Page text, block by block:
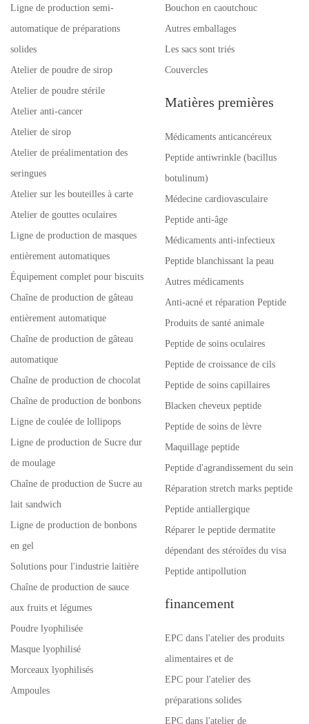
Ligne de production semi-
automatique de préparations
solides
Atelier de poudre de sirop
Atelier de poudre stérile
Atelier anti-cancer
Atelier de sirop
Atelier de préalimentation des
seringues
Atelier sur les bouteilles à carte
Atelier de gouttes oculaires
Ligne de production de masques
entièrement automatiques
Équipement complet pour biscuits
Chaîne de production de gâteau
entièrement automatique
Chaîne de production de gâteau
automatique
Chaîne de production de chocolat
Chaîne de production de bonbons
Ligne de coulée de lollipops
Ligne de production de Sucre dur
de moulage
Chaîne de production de Sucre au
lait sandwich
Ligne de production de bonbons
en gel
Solutions pour l'industrie laitière
Chaîne de production de sauce
aux fruits et légumes
Poudre lyophilisée
Masque lyophilisé
Morceaux lyophilisés
Ampoules
Bouchon en caoutchouc
Autres emballages
Les sacs sont triés
Couvercles
Matières premières
Médicaments anticancéreux
Peptide antiwrinkle (bacillus
botulinum)
Médecine cardiovasculaire
Peptide anti-âge
Médicaments anti-infectieux
Peptide blanchissant la peau
Autres médicaments
Anti-acné et réparation Peptide
Produits de santé animale
Peptide de soins oculaires
Peptide de croissance de cils
Peptide de soins capillaires
Blacken cheveux peptide
Peptide de soins de lèvre
Maquillage peptide
Peptide d'agrandissement du sein
Réparation stretch marks peptide
Peptide antiallergique
Réparer le peptide dermatite
dépendant des stéroïdes du visa
Peptide antipollution
financement
EPC dans l'atelier des produits
alimentaires et de
EPC pour l'atelier des
préparations solides
EPC dans l'atelier de